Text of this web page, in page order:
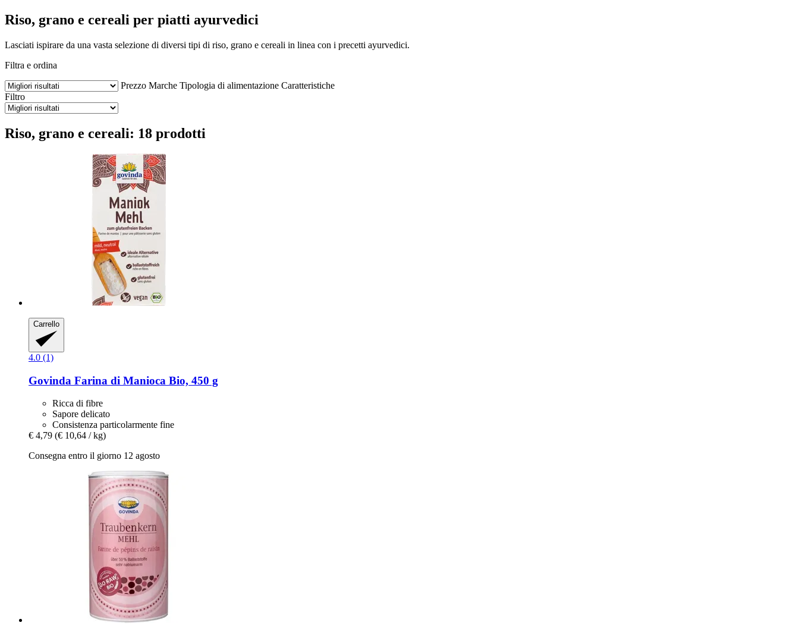
Riso, grano e cereali per piatti ayurvedici
Lasciati ispirare da una vasta selezione di diversi tipi di riso, grano e cereali in linea con i precetti ayurvedici.
Filtra e ordina
Prezzo Marche Tipologia di alimentazione Caratteristiche
Filtro
Riso, grano e cereali: 18 prodotti
Carrello
4.0 (1)
Govinda Farina di Manioca Bio, 450 g
Ricca di fibre
Sapore delicato
Consistenza particolarmente fine
€ 4,79 (€ 10,64 / kg)
Consegna entro il giorno 12 agosto